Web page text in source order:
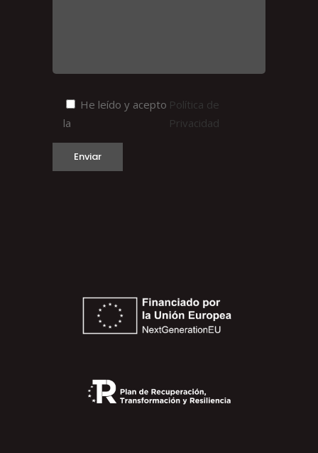
He leído y acepto
la
Política de
Privacidad